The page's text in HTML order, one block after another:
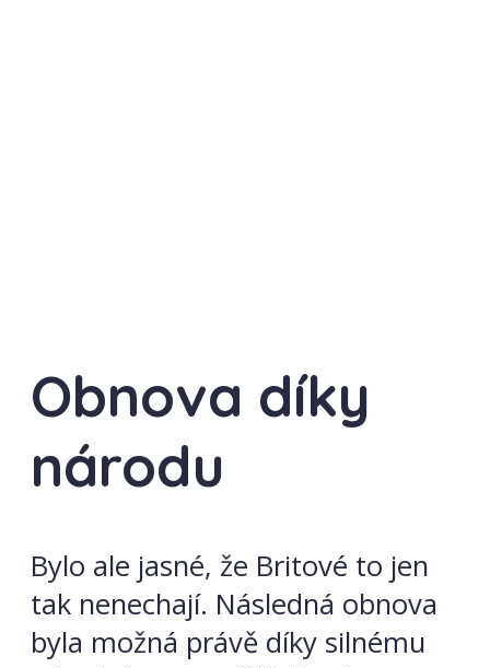
Obnova díky
národu
Bylo ale jasné, že Britové to jen
tak nenechají. Následná obnova
byla možná právě díky silnému